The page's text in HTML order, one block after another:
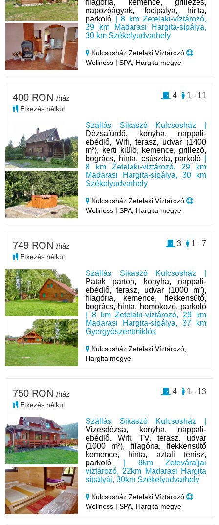
filagória, kemence, grillezés,
napozóágyak, focipálya, hinta,
parkoló | 8 km Zetelaki-víztározó,
29 km Madarasi Hargita-sípálya,
30 km Székelyudvarhely
Kulcsosház Zetelaki Víztározó
Wellness | SPA, Hargita megye
Szállás Sikaszó Kulcsosház |
Dézsafürdő, konyha, nappali-
ebédlő, Wifi, terasz, udvar (1400
m²), kerti kiülő, kemence, grillező,
bogrács, hinta, csúszda, parkoló
8 km Zetelaki-víztározó, 29 km
Madarasi Hargita-sípálya, 30 km
Székelyudvarhely
Kulcsosház Zetelaki Víztározó
Wellness | SPA, Hargita megye
400 RON /ház
Étkezés nélkül
1 - 11
4
Szállás Sikaszó Kulcsosház |
Patak parton, konyha, nappali-
ebédlő, terasz, udvar (1000 m²),
filagória, kemence, flekkensütő,
bogrács, hinta, homokozó, parkoló
| 8 km Zetelaki-víztározó, 29 km
Madarasi Hargita-sípálya, 37 km
Gyergyószentmiklós
Kulcsosház Zetelaki Víztározó,
Hargita megye
749 RON /ház
Étkezés nélkül
1 - 7
3
Szállás Sikaszó Kulcsosház |
Vizesdézsa, konyha, nappali-
ebédlő, Wifi, TV, terasz, udvar
(1000 m²), filagória, flekkensütő
kemence, hinta, aztali tenisz,
parkoló | 8km Zeteváraljai
víztározó, 22km Madarasi Hargita
sípályái, 30km Székelyudvarhely
Kulcsosház Zetelaki Víztározó
Wellness | SPA, Hargita megye
750 RON /ház
Étkezés nélkül
1 - 13
4